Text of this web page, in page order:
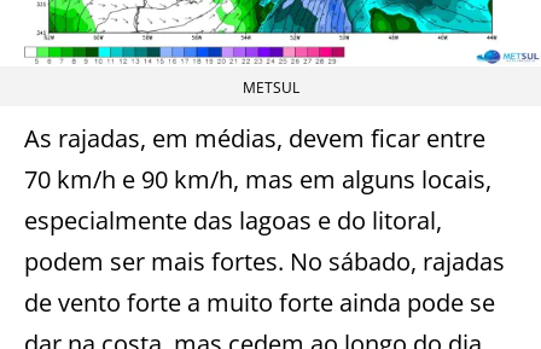
METSUL
As rajadas, em médias, devem ficar entre
70 km/h e 90 km/h, mas em alguns locais,
especialmente das lagoas e do litoral,
podem ser mais fortes. No sábado, rajadas
de vento forte a muito forte ainda pode se